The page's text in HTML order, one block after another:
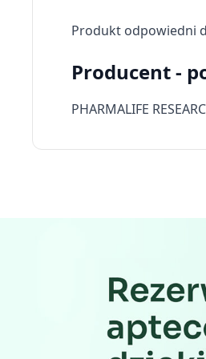
Produkt odpowiedni
Producent -
PHARMALIFE
Cele przetwarzania inne niż IAB: